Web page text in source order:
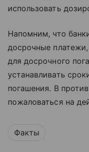
использовать
Напомним, что
досрочные
для досрочного
устанавливать
погашения. В
пожаловаться на
Факты